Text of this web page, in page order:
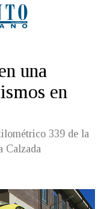
una
en
339 de la
Calzada